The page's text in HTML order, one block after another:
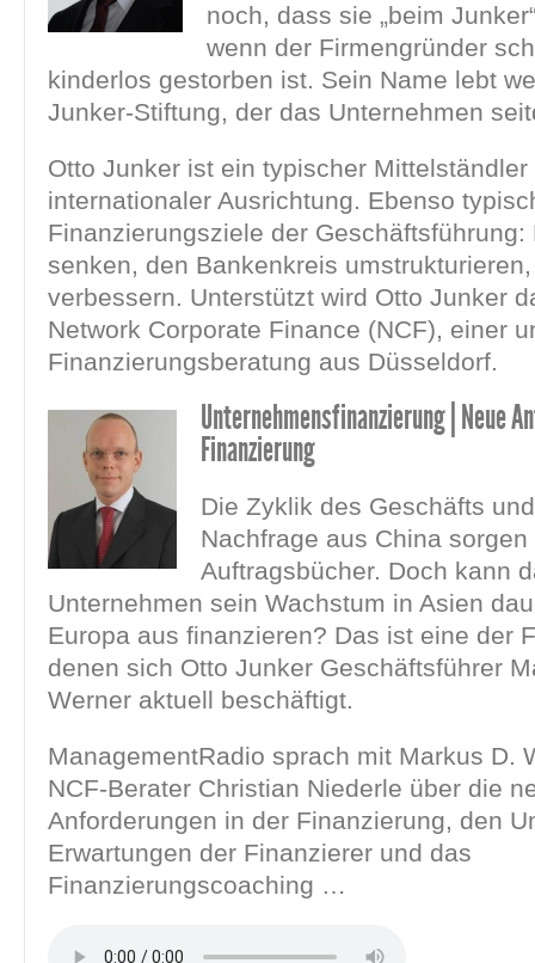
noch, dass sie „beim
wenn der Firmengründer
kinderlos gestorben ist. Sein Name lebt
Junker-Stiftung, der das Unternehmen
Otto Junker ist ein typischer Mittelständler
internationaler Ausrichtung. Ebenso
Finanzierungsziele der Geschäftsführung:
senken, den Bankenkreis
verbessern. Unterstützt wird Otto Junker
Network Corporate Finance (NCF), einer
Finanzierungsberatung aus Düsseldorf.
Unternehmensfinanzierung | Neue
Finanzierung
Die Zyklik des Geschäfts
Nachfrage aus China
Auftragsbücher. Doch kann
Unternehmen sein Wachstum in Asien
Europa aus finanzieren? Das ist eine der
denen sich Otto Junker Geschäftsführer
Werner aktuell beschäftigt.
ManagementRadio sprach mit Markus D.
NCF-Berater Christian Niederle über die
Anforderungen in der Finanzierung, den
Erwartungen der Finanzierer und das
Finanzierungscoaching …